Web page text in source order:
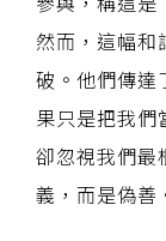
然而，這幅和
破。他們傳達
果只是把我們
卻忽視我們最
義，而是偽善